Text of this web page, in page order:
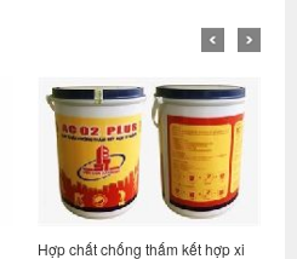
Hợp chất chống thấm kết hợp xi